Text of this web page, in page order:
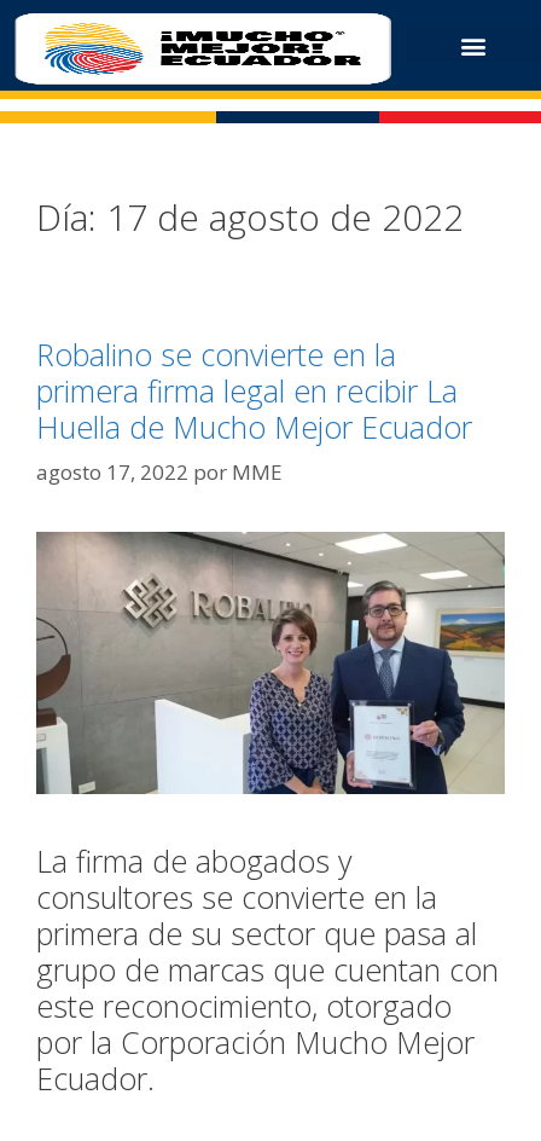
Día: 17 de agosto de 2022
Robalino se convierte en la
primera firma legal en recibir La
Huella de Mucho Mejor Ecuador
agosto 17, 2022 por MME
La firma de abogados y
consultores se convierte en la
primera de su sector que pasa al
grupo de marcas que cuentan con
este reconocimiento, otorgado
por la Corporación Mucho Mejor
Ecuador.